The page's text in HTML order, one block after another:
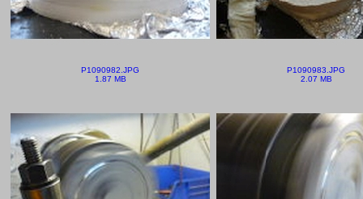
P1090982.JPG
1.87 MB
P1090983.JPG
2.07 MB